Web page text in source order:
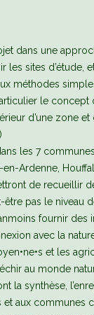
dans une
les sites d’étude,
méthodes
le
d’une zone
les 7
Ardenne,
de recueillir
être pas le niveau
fournir des
avec la
et les
au monde
la synthèse,
aux communes